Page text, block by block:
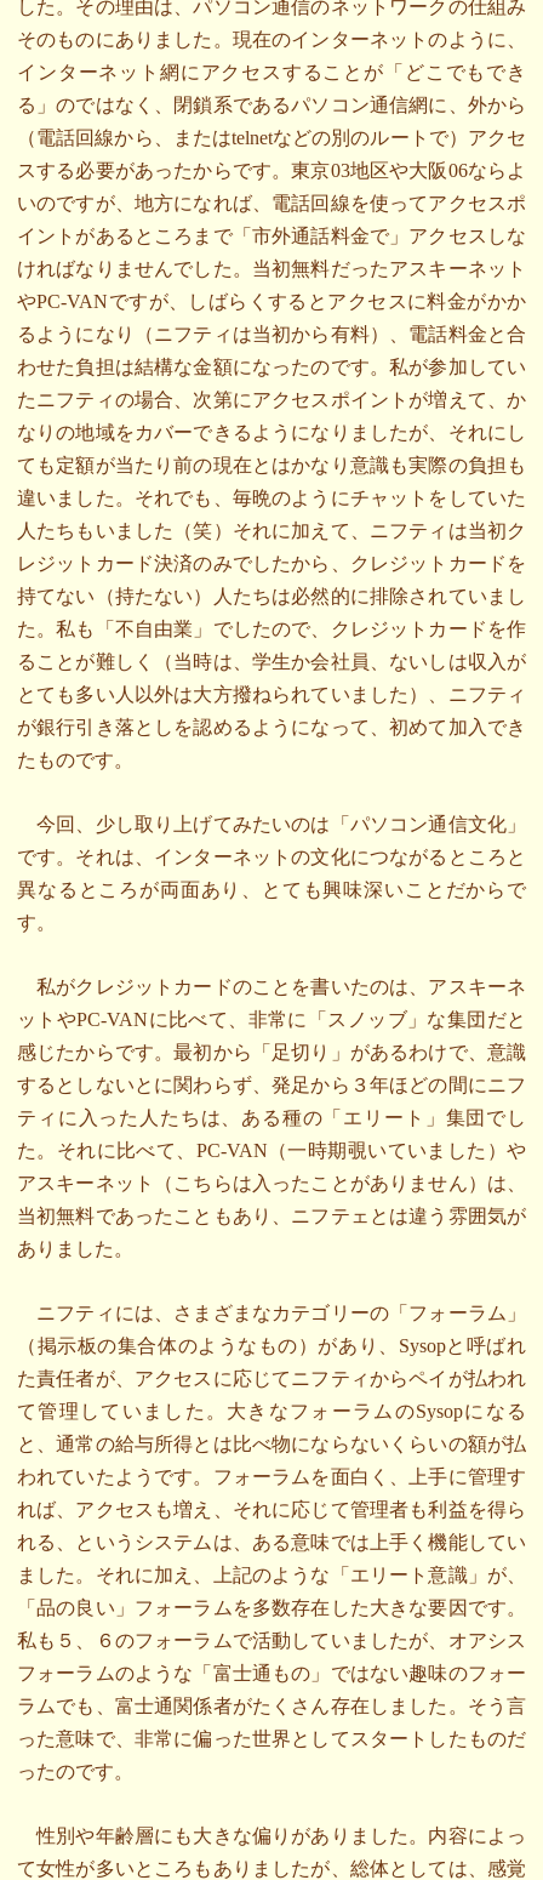
した。その理由は、パソコン通信のネットワークの仕組み
そのものにありました。現在のインターネットのように、
インターネット網にアクセスすることが「どこでもでき
る」のではなく、閉鎖系であるパソコン通信網に、外から
（電話回線から、またはtelnetなどの別のルートで）アクセ
スする必要があったからです。東京03地区や大阪06ならよ
いのですが、地方になれば、電話回線を使ってアクセスポ
イントがあるところまで「市外通話料金で」アクセスしな
ければなりませんでした。当初無料だったアスキーネット
やPC-VANですが、しばらくするとアクセスに料金がかか
るようになり（ニフティは当初から有料）、電話料金と合
わせた負担は結構な金額になったのです。私が参加してい
たニフティの場合、次第にアクセスポイントが増えて、か
なりの地域をカバーできるようになりましたが、それにし
ても定額が当たり前の現在とはかなり意識も実際の負担も
違いました。それでも、毎晩のようにチャットをしていた
人たちもいました（笑）それに加えて、ニフティは当初ク
レジットカード決済のみでしたから、クレジットカードを
持てない（持たない）人たちは必然的に排除されていまし
た。私も「不自由業」でしたので、クレジットカードを作
ることが難しく（当時は、学生か会社員、ないしは収入が
とても多い人以外は大方撥ねられていました）、ニフティ
が銀行引き落としを認めるようになって、初めて加入でき
たものです。
今回、少し取り上げてみたいのは「パソコン通信文化」
です。それは、インターネットの文化につながるところと
異なるところが両面あり、とても興味深いことだからで
す。
私がクレジットカードのことを書いたのは、アスキーネ
ットやPC-VANに比べて、非常に「スノッブ」な集団だと
感じたからです。最初から「足切り」があるわけで、意識
するとしないとに関わらず、発足から３年ほどの間にニフ
ティに入った人たちは、ある種の「エリート」集団でし
た。それに比べて、PC-VAN（一時期覗いていました）や
アスキーネット（こちらは入ったことがありません）は、
当初無料であったこともあり、ニフテェとは違う雰囲気が
ありました。
ニフティには、さまざまなカテゴリーの「フォーラム」
（掲示板の集合体のようなもの）があり、Sysopと呼ばれ
た責任者が、アクセスに応じてニフティからペイが払われ
て管理していました。大きなフォーラムのSysopになる
と、通常の給与所得とは比べ物にならないくらいの額が払
われていたようです。フォーラムを面白く、上手に管理す
れば、アクセスも増え、それに応じて管理者も利益を得ら
れる、というシステムは、ある意味では上手く機能してい
ました。それに加え、上記のような「エリート意識」が、
「品の良い」フォーラムを多数存在した大きな要因です。
私も５、６のフォーラムで活動していましたが、オアシス
フォーラムのような「富士通もの」ではない趣味のフォー
ラムでも、富士通関係者がたくさん存在しました。そう言
った意味で、非常に偏った世界としてスタートしたものだ
ったのです。
性別や年齢層にも大きな偏りがありました。内容によっ
て女性が多いところもありましたが、総体としては、感覚